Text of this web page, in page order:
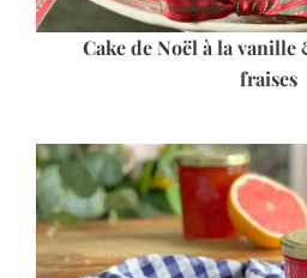
Cake de Noël à la
fraises